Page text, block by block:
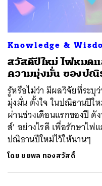
Knowledge &
สวัสดีปีใหม่ ไฟหมดแ
ความมุ่งมั่น ของปณิ
รู้หรือไม่ว่า มีผลวิจัยที่ระบุ
มุ่งมั่น ตั้งใจ ในปณิธานปีให
ผ่านช่วงเดือนแรกของปี ดั
ส์’ อย่างไรดี เพื่อรักษาไ
ปณิธานปีใหม่ไว้ให้นานๆ
โดย ชยพล ทองสวัสดิ์